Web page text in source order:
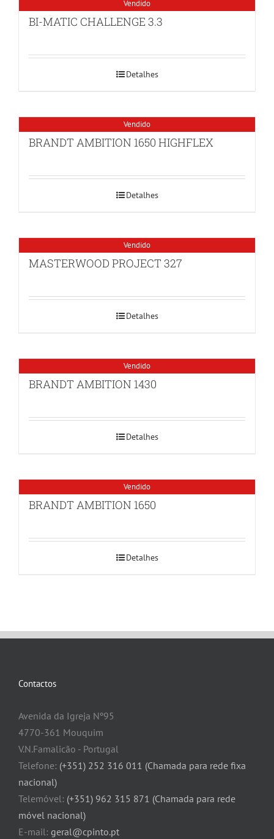
Vendido
BI-MATIC CHALLENGE 3.3
Detalhes
Vendido
BRANDT AMBITION 1650 HIGHFLEX
Detalhes
Vendido
MASTERWOOD PROJECT 327
Detalhes
Vendido
BRANDT AMBITION 1430
Detalhes
Vendido
BRANDT AMBITION 1650
Detalhes
Contactos
Avenida da Igreja Nº95
4770-361 Mouquim
V.N.Famalicão - Portugal
Telefone: (+351) 252 316 011 (Chamada para rede fixa
nacional)
Telemóvel: (+351) 962 315 871 (Chamada para rede
móvel nacional)
E-mail: geral@cpinto.pt